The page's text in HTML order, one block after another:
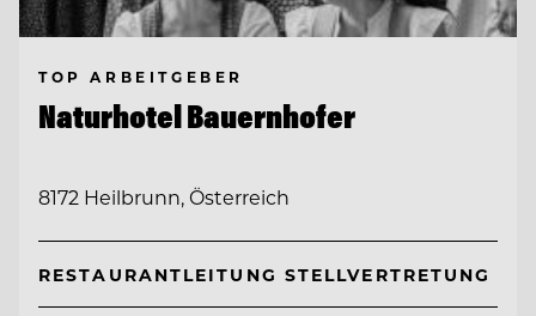
TOP ARBEITGEBER
Naturhotel Bauernhofer
8172 Heilbrunn, Österreich
RESTAURANTLEITUNG STELLVERTRETUNG